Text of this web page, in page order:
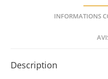
INFORMATIONS
Description